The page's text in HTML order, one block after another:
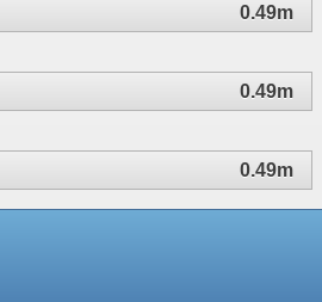
0.49m
0.49m
0.49m